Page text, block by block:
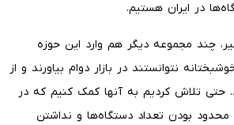
در ایران هستیم.
چند مجموعه دیگر هم وارد این حوزه
نتوانستند در بازار دوام بیاورند و از
حتی تلاش کردیم به آنها کمک کنیم که در
محدود بودن تعداد دستگاه‌ها و نداشتن